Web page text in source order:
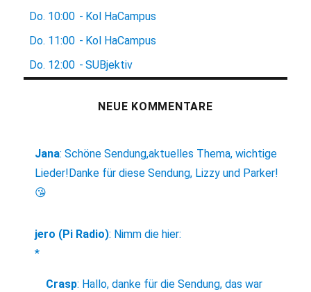
Do. 10:00 - Kol HaCampus
Do. 11:00 - Kol HaCampus
Do. 12:00 - SUBjektiv
NEUE KOMMENTARE
Jana:Schöne Sendung,aktuelles Thema, wichtige
Lieder!Danke für diese Sendung, Lizzy und Parker!
😘
jero (Pi Radio): Nimm die hier:
*
Crasp: Hallo, danke für die Sendung, das war